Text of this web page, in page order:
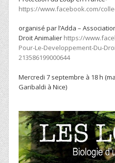
https://www.facebook.com/
organisé par l’Adda –
Droit Animalier https://
Pour-Le-Developpement-Du-
213586199000644
Mercredi 7 septembre à 18 h
Garibaldi à Nice)